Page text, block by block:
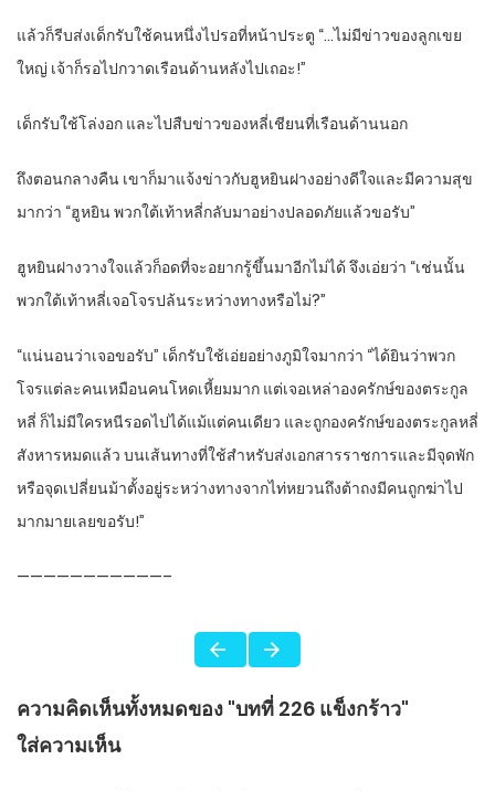
แล้วก็รีบส่งเด็กรับใช้คนหนึ่งไปรอที่หน้าประตู “…ไม่มีข่าวของลูกเขย
ใหญ่ เจ้าก็รอไปกวาดเรือนด้านหลังไปเถอะ!”
เด็กรับใช้โล่งอก และไปสืบข่าวของหลี่เชียนที่เรือนด้านนอก
ถึงตอนกลางคืน เขาก็มาแจ้งข่าวกับฮูหยินฝางอย่างดีใจและมีความสุข
มากว่า “ฮูหยิน พวกใต้เท้าหลี่กลับมาอย่างปลอดภัยแล้วขอรับ”
ฮูหยินฝางวางใจแล้วก็อดที่จะอยากรู้ขึ้นมาอีกไม่ได้ จึงเอ่ยว่า “เช่นนั้น
พวกใต้เท้าหลี่เจอโจรปล้นระหว่างทางหรือไม่?”
“แน่นอนว่าเจอขอรับ” เด็กรับใช้เอ่ยอย่างภูมิใจมากว่า “ได้ยินว่าพวก
โจรแต่ละคนเหมือนคนโหดเหี้ยมมาก แต่เจอเหล่าองครักษ์ของตระกูล
หลี่ ก็ไม่มีใครหนีรอดไปได้แม้แต่คนเดียว และถูกองครักษ์ของตระกูลหลี่
สังหารหมดแล้ว บนเส้นทางที่ใช้สำหรับส่งเอกสารราชการและมีจุดพัก
หรือจุดเปลี่ยนม้าตั้งอยู่ระหว่างทางจากไท่หยวนถึงต้าถงมีคนถูกฆ่าไป
มากมายเลยขอรับ!”
———————————–
ความคิดเห็นทั้งหมดของ "บทที่ 226 แข็งกร้าว"
ใส่ความเห็น